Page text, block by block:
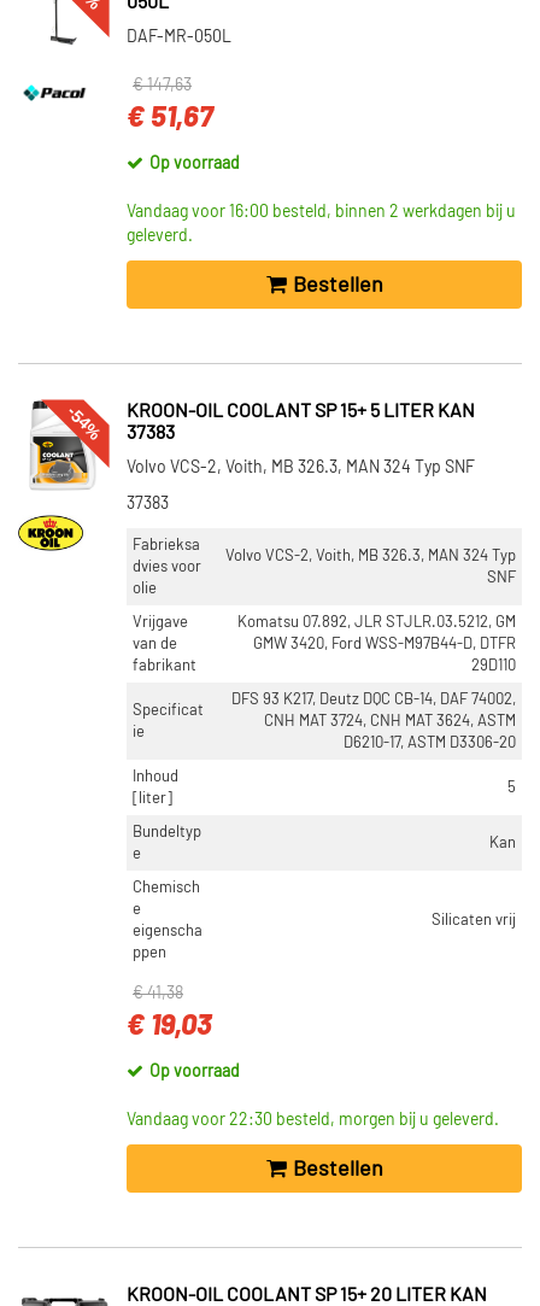
DAF-MR-050L
€ 147,63
€ 51,67
Op voorraad
Vandaag voor 16:00 besteld, binnen 2 werkdagen bij u
geleverd.
Bestellen
-54%
KROON-OIL COOLANT SP 15+ 5 LITER KAN
37383
Volvo VCS-2, Voith, MB 326.3, MAN 324 Typ SNF
37383
Fabrieksa
dvies voor
olie
Volvo VCS-2, Voith, MB 326.3, MAN 324 Typ
SNF
Vrijgave
van de
fabrikant
Komatsu 07.892, JLR STJLR.03.5212, GM
GMW 3420, Ford WSS-M97B44-D, DTFR
29D110
Specificat
ie
DFS 93 K217, Deutz DQC CB-14, DAF 74002,
CNH MAT 3724, CNH MAT 3624, ASTM
D6210-17, ASTM D3306-20
Inhoud
[liter]
5
Bundeltyp
e
Kan
Chemisch
e
eigenscha
ppen
Silicaten vrij
€ 41,38
€ 19,03
Op voorraad
Vandaag voor 22:30 besteld, morgen bij u geleverd.
Bestellen
KROON-OIL COOLANT SP 15+ 20 LITER KAN